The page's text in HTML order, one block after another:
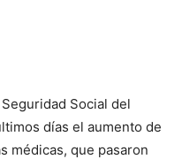
Social del
días el aumento de
médicas, que pasaron